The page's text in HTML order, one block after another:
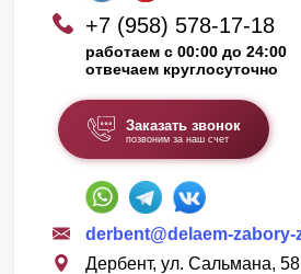
+7 (958) 578-17-18
работаем с 00:00 до 24:00
отвечаем круглосуточно
Заказать звонок
позвоним за наш счет
derbent@delaem-zabory-
Дербент, ул. Сальмана, 58